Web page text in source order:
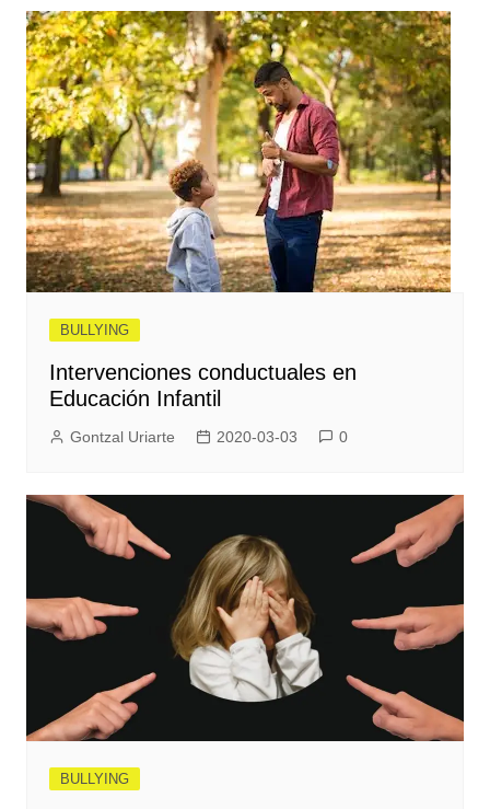
nabigatu
BULLYING
Intervenciones conductuales en
Educación Infantil
Gontzal Uriarte 2020-03-03 0
BULLYING